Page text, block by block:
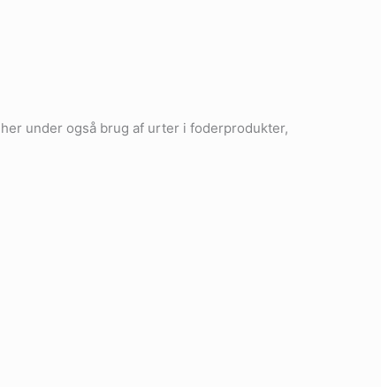
under også brug af urter i foderprodukter,